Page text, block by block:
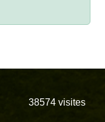
38574 visites